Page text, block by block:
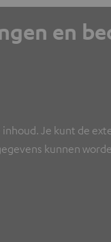
en
Je kunt de
kunnen